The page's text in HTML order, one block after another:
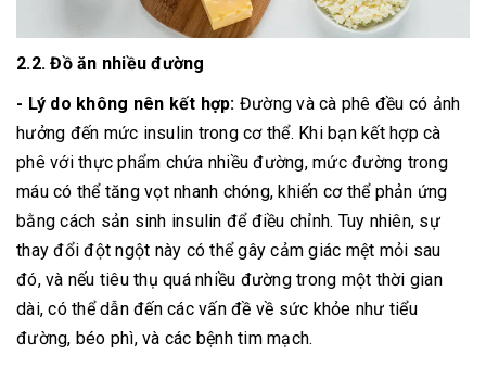
2.2. Đồ ăn nhiều đường
- Lý do không nên kết hợp: Đường và cà phê đều có ảnh
hưởng đến mức insulin trong cơ thể. Khi bạn kết hợp cà
phê với thực phẩm chứa nhiều đường, mức đường trong
máu có thể tăng vọt nhanh chóng, khiến cơ thể phản ứng
bằng cách sản sinh insulin để điều chỉnh. Tuy nhiên, sự
thay đổi đột ngột này có thể gây cảm giác mệt mỏi sau
đó, và nếu tiêu thụ quá nhiều đường trong một thời gian
dài, có thể dẫn đến các vấn đề về sức khỏe như tiểu
đường, béo phì, và các bệnh tim mạch.